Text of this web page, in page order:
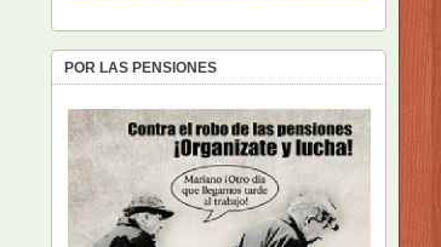
POR LAS PENSIONES